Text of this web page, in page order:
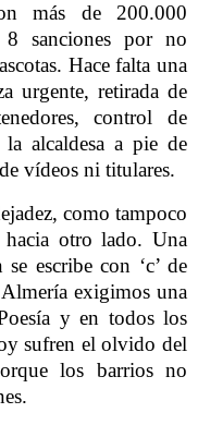
más de 200.000
8 sanciones por no
Hace falta una
urgente, retirada de
control de
alcaldesa a pie de
vídeos ni titulares.
como tampoco
otro lado. Una
escribe con ‘c’ de
exigimos una
y en todos los
sufren el olvido del
los barrios no